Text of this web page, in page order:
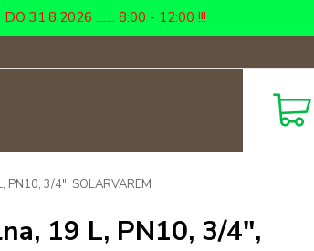
31.8.2026 ....... 8:00 - 12:00 !!!
PN10, 3/4", SOLARVAREM
19 L, PN10, 3/4",